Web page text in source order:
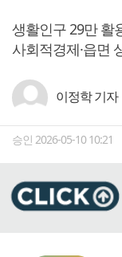
생활인구 29만 활
사회적경제·읍면
이정학 기자
승인 2026-05-10 10:21